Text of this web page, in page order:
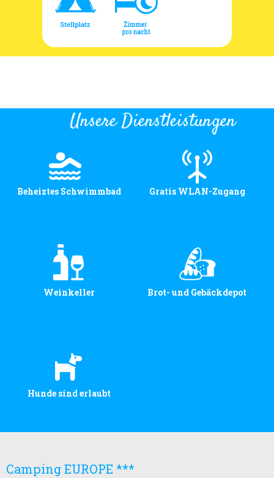
Unsere Dienstleistungen
Beheiztes Schwimmbad Gratis WLAN-Zugang
Weinkeller Brot- und Gebäckdepot
Hunde sind erlaubt
Camping EUROPE ***